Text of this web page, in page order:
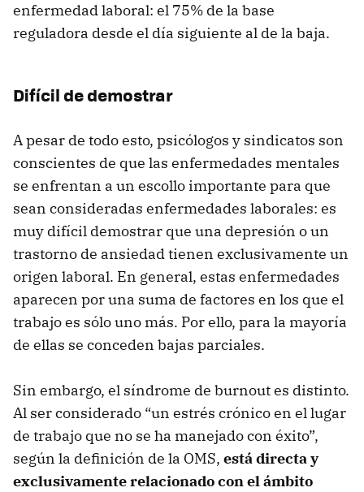
enfermedad laboral: el 75% de la base
reguladora desde el día siguiente al de la baja.
Difícil de demostrar
A pesar de todo esto, psicólogos y sindicatos son
conscientes de que las enfermedades mentales
se enfrentan a un escollo importante para que
sean consideradas enfermedades laborales: es
muy difícil demostrar que una depresión o un
trastorno de ansiedad tienen exclusivamente un
origen laboral. En general, estas enfermedades
aparecen por una suma de factores en los que el
trabajo es sólo uno más. Por ello, para la mayoría
de ellas se conceden bajas parciales.
Sin embargo, el síndrome de burnout es distinto.
Al ser considerado “un estrés crónico en el lugar
de trabajo que no se ha manejado con éxito”,
según la definición de la OMS, está directa y
exclusivamente relacionado con el ámbito